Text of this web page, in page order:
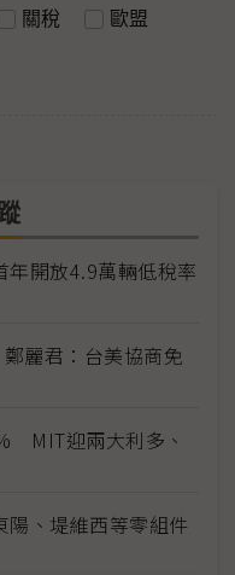
關稅
歐盟
開放4.9萬輛低稅率
麗君：台美協商免
MIT迎兩大利多、
、堤維西等零組件